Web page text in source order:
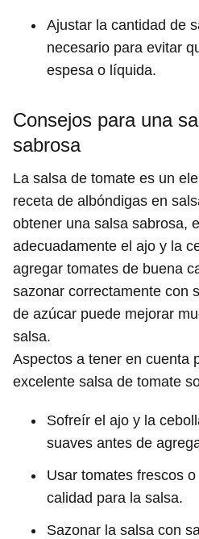
Ajustar la cantidad de
necesario para evitar
espesa o líquida.
Consejos para una
sabrosa
La salsa de tomate es un
receta de albóndigas en
obtener una salsa sabrosa,
adecuadamente el ajo y la
agregar tomates de buena
sazonar correctamente con
de azúcar puede mejorar
salsa.
Aspectos a tener en cuenta
excelente salsa de tomate
Sofreír el ajo y la
suaves antes de
Usar tomates frescos
calidad para la salsa.
Sazonar la salsa con